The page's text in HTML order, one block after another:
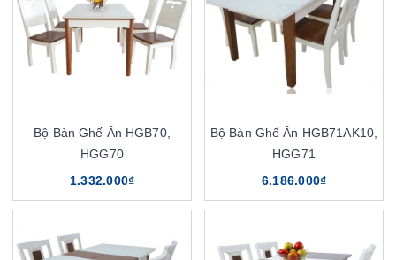
Bộ Bàn Ghế Ăn HGB70,
HGG70
1.332.000₫
Bộ Bàn Ghế Ăn HGB71AK10,
HGG71
6.186.000₫